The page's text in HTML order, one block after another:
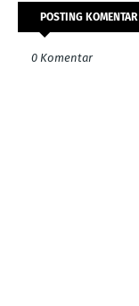
POSTING KOMENTAR
0 Komentar